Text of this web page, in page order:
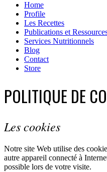
Home
Profile
Les Recettes
Publications et
Services Nutritionnels
Blog
Contact
Store
POLITIQUE DE
Les cookies
Notre site Web utilise des
autre appareil connecté à
possible lors de votre visite.